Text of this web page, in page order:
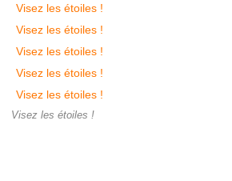
Visez les étoiles !